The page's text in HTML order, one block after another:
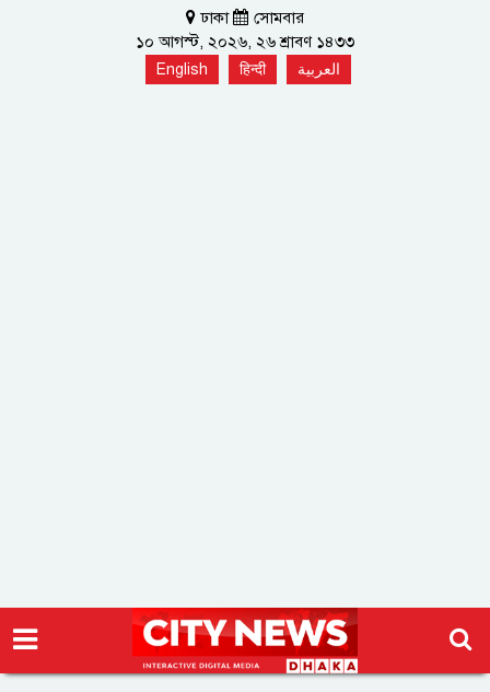
ঢাকা
সোমবার
১০ আগস্ট, ২০২৬, ২৬ শ্রাবণ ১৪৩৩
English हिन्दी العربية